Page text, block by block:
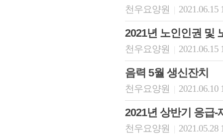
천우요양원 2021.06.15
2021년 노인인권 및
천우요양원 2021.06.15
음력 5월 생신잔치
천우요양원 2021.06.10
2021년 상반기 응급-
천우요양원 2021.05.28